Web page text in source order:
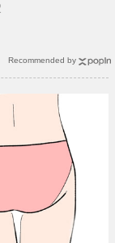
Recommended by